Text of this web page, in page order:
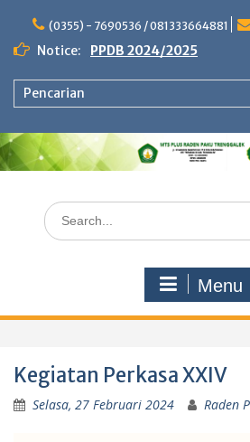
content
(0355) - 7690536 / 081333664881
Notice: PPDB 2024/2025
Pencarian
Search
for:
Menu
Kegiatan Perkasa XXIV
Selasa, 27 Februari 2024 Raden